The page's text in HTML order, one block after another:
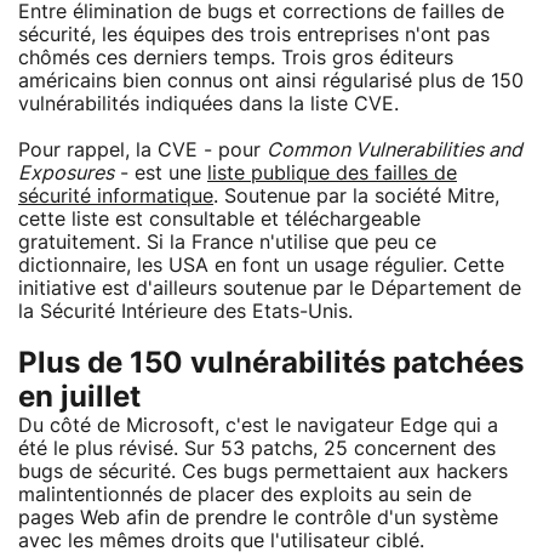
Entre élimination de bugs et corrections de failles de
sécurité, les équipes des trois entreprises n'ont pas
chômés ces derniers temps. Trois gros éditeurs
américains bien connus ont ainsi régularisé plus de 150
vulnérabilités indiquées dans la liste CVE.
Pour rappel, la CVE - pour Common Vulnerabilities and
Exposures- est une
liste publique des failles de
sécurité informatique. Soutenue par la société Mitre,
cette liste est consultable et téléchargeable
gratuitement. Si la France n'utilise que peu ce
dictionnaire, les USA en font un usage régulier. Cette
initiative est d'ailleurs soutenue par le Département de
la Sécurité Intérieure des Etats-Unis.
Plus de 150 vulnérabilités patchées
en juillet
Du côté de Microsoft, c'est le navigateur Edge qui a
été le plus révisé. Sur 53 patchs, 25 concernent des
bugs de sécurité. Ces bugs permettaient aux hackers
malintentionnés de placer des exploits au sein de
pages Web afin de prendre le contrôle d'un système
avec les mêmes droits que l'utilisateur ciblé.